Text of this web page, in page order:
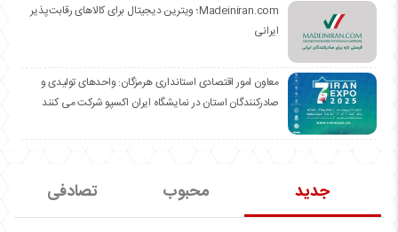
Madeiniran.com؛ ویترین دیجیتال برای کالاهای رقابت‌پذیر
ایرانی
معاون امور اقتصادی استانداری هرمزگان: واحدهای تولیدی و
صادرکنندگان استان در نمایشگاه ایران اکسپو شرکت می کنند
جدید محبوب تصادفی